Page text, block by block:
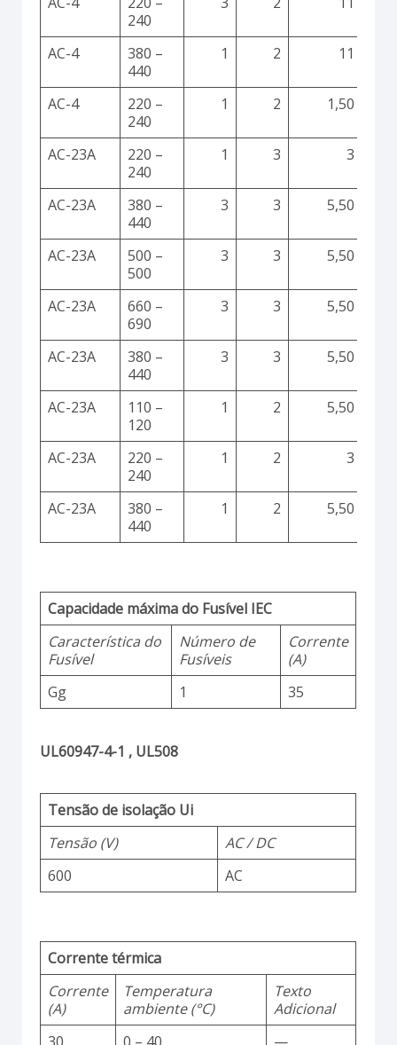
240
AC-4
380 –
440
1 2 11
AC-4
220 –
240
1 2 1,50
AC-23A
220 –
240
1 3 3
AC-23A
380 –
440
3 3 5,50
AC-23A
500 –
500
3 3 5,50
AC-23A
660 –
690
3 3 5,50
AC-23A
380 –
440
3 3 5,50
AC-23A
110 –
120
1 2 5,50
AC-23A
220 –
240
1 2 3
AC-23A
380 –
440
1 2 5,50
Capacidade máxima do Fusível IEC
Característica do
Fusível
Número de
Fusíveis
Corrente
(A)
Gg
1 35
UL60947-4-1 , UL508
Tensão de isolação Ui
Tensão (V)
AC / DC
600
AC
Corrente térmica
Corrente
(A)
Temperatura
ambiente (°C)
Texto
Adicional